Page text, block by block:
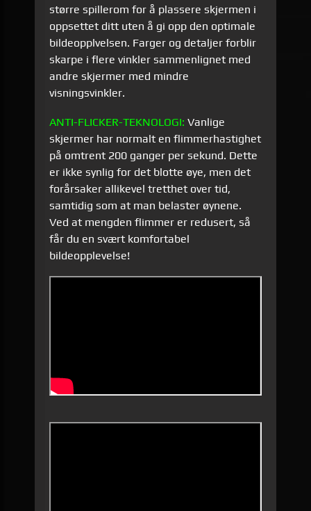
større spillerom for å plassere skjermen i
oppsettet ditt uten å gi opp den optimale
bildeopplvelsen. Farger og detaljer forblir
skarpe i flere vinkler sammenlignet med
andre skjermer med mindre
visningsvinkler.
ANTI-FLICKER-TEKNOLOGI: Vanlige
skjermer har normalt en flimmerhastighet
på omtrent 200 ganger per sekund. Dette
er ikke synlig for det blotte øye, men det
forårsaker allikevel tretthet over tid,
samtidig som at man belaster øynene.
Ved at mengden flimmer er redusert, så
får du en svært komfortabel
bildeopplevelse!